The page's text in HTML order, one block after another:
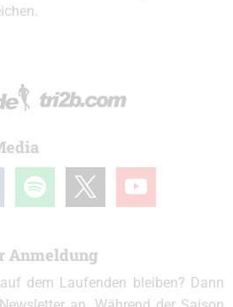
spotify youtube
Anmeldung
dem Laufenden bleiben? Dann